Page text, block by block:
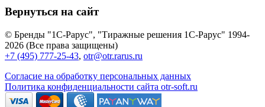
Вернуться на сайт
© Бренды "1С-Рарус", "Тиражные решения 1С-Рарус" 1994-
2026 (Все права защищены)
+7 (495) 777-25-43, otr@otr.rarus.ru
Согласие на обработку персональных данных
Политика конфиденциальности сайта otr-soft.ru